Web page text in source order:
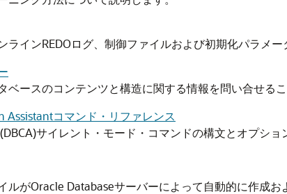
インREDOログ、制御ファイルおよび初期化パラメー
ースのコンテンツと構造に関する情報を問い合せるこ
コマンド・リファレンス
サイレント・モード・コマンドの構文とオプショ
がOracle Databaseサーバーによって自動的に作成